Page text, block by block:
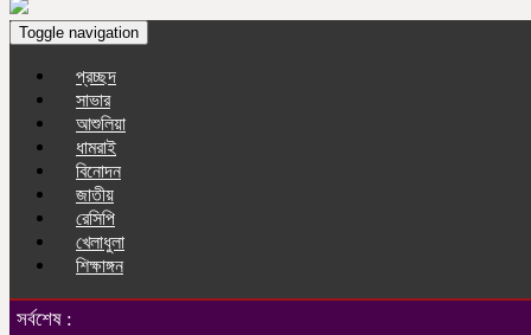
Toggle navigation
প্রচ্ছদ
সাভার
আশুলিয়া
ধামরাই
বিনোদন
জাতীয়
রেসিপি
খেলাধুলা
শিক্ষাঙ্গন
সর্বশেষ :